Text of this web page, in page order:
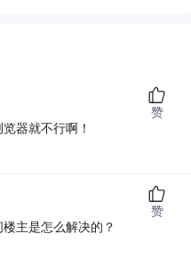
器就不行啊！
赞
主是怎么解决的？
赞